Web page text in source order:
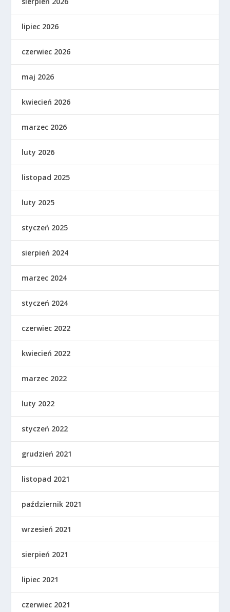
lipiec 2026
czerwiec 2026
maj 2026
kwiecień 2026
marzec 2026
luty 2026
listopad 2025
luty 2025
styczeń 2025
sierpień 2024
marzec 2024
styczeń 2024
czerwiec 2022
kwiecień 2022
marzec 2022
luty 2022
styczeń 2022
grudzień 2021
listopad 2021
październik 2021
wrzesień 2021
sierpień 2021
lipiec 2021
czerwiec 2021